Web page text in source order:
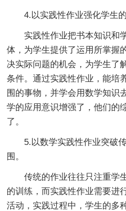
4.以实践性作业强化学生的
实践性作业把书本知识和
体，为学生提供了运用所掌握
决实际问题的机会，为学生了
条件。通过实践性作业，能培
围的事物，并学会用数学知识
学的应用意识增强了，他们的
了。
5.以数学实践性作业突破传
围。
传统的作业往往只注重学
的训练，而实践性作业需要进
活动，实践过程中，学生的多